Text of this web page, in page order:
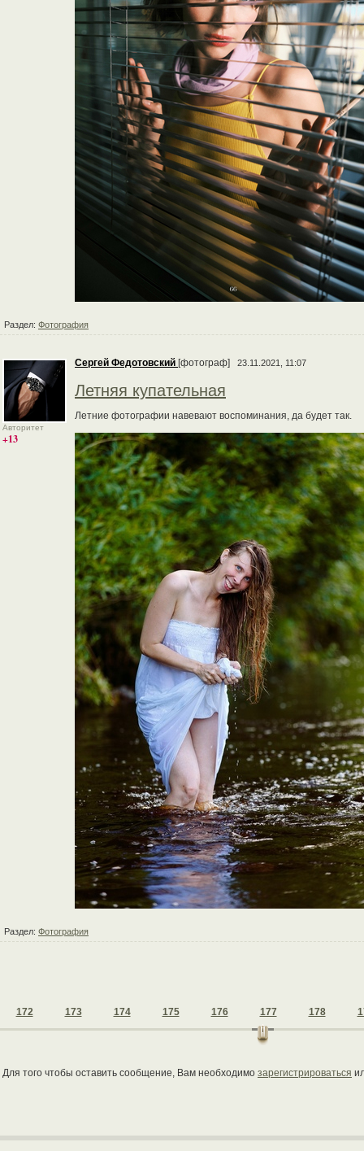
Раздел: Фотография
Авторитет
+13
Сергей Федотовский [фотограф] 23.11.2021, 11:07
Летняя купательная
Летние фотографии навевают воспоминания, да будет так.
Раздел: Фотография
172 173 174 175 176 177 178
Для того чтобы оставить сообщение, Вам необходимо зарегистрироваться